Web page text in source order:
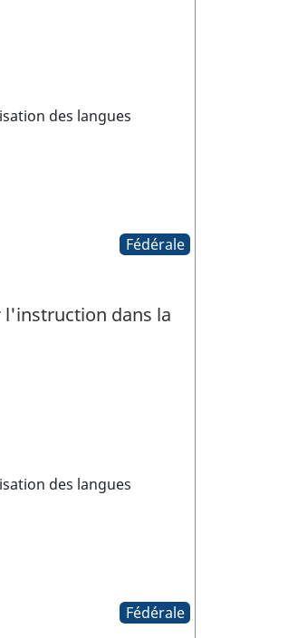
des langues
Fédérale
l'instruction dans la
des langues
Fédérale